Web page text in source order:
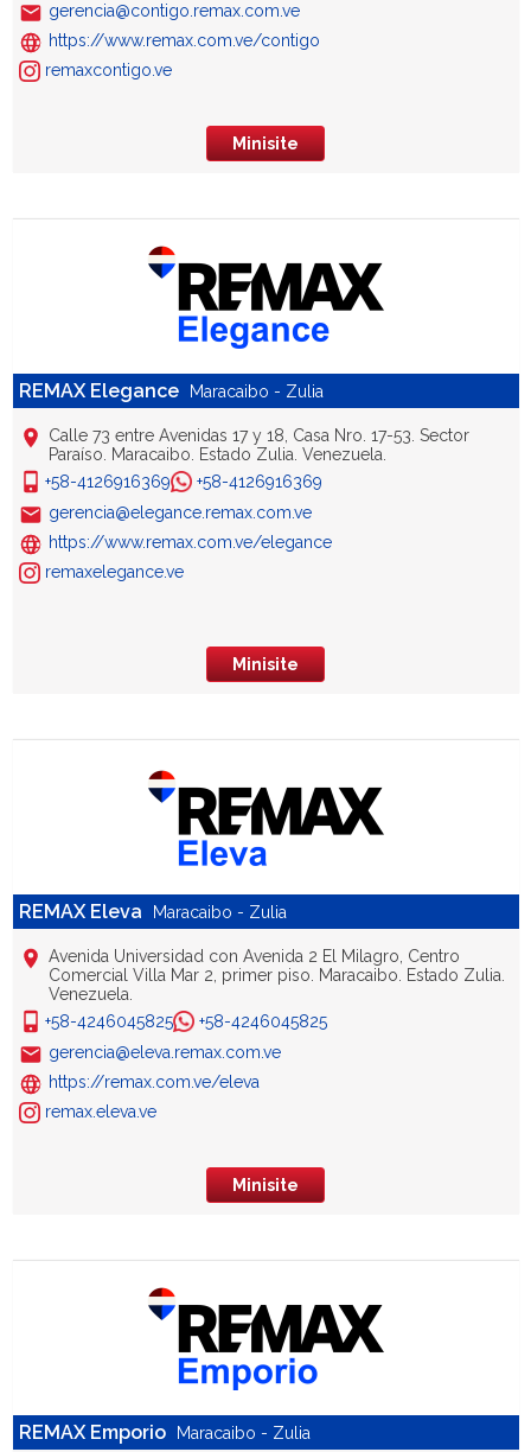
gerencia@contigo.remax.com.ve
https://www.remax.com.ve/contigo
remaxcontigo.ve
Minisite
REMAX Elegance Maracaibo - Zulia
Calle 73 entre Avenidas 17 y 18, Casa Nro. 17-53. Sector
Paraíso. Maracaibo. Estado Zulia. Venezuela.
+58-4126916369
+58-4126916369
gerencia@elegance.remax.com.ve
https://www.remax.com.ve/elegance
remaxelegance.ve
Minisite
REMAX Eleva Maracaibo - Zulia
Avenida Universidad con Avenida 2 El Milagro, Centro
Comercial Villa Mar 2, primer piso. Maracaibo. Estado Zulia.
Venezuela.
+58-4246045825
+58-4246045825
gerencia@eleva.remax.com.ve
https://remax.com.ve/eleva
remax.eleva.ve
Minisite
REMAX Emporio Maracaibo - Zulia